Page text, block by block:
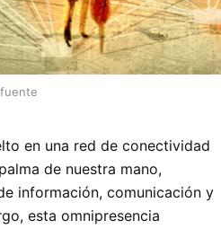
en una red de conectividad
de nuestra mano,
información, comunicación y
esta omnipresencia